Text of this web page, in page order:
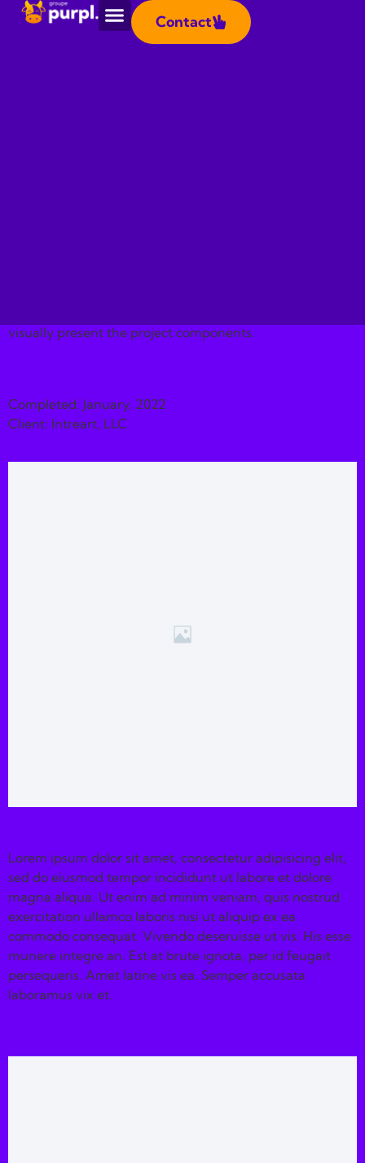
Panneau de gestion des cookies
Contact
visually present the project components.
Completed: January, 2022
Client: Intreart, LLC
Lorem ipsum dolor sit amet, consectetur adipisicing elit,
sed do eiusmod tempor incididunt ut labore et dolore
magna aliqua. Ut enim ad minim veniam, quis nostrud
exercitation ullamco laboris nisi ut aliquip ex ea
commodo consequat. Vivendo deseruisse ut vis. His esse
munere integre an. Est at brute ignota, per id feugait
persequeris. Amet latine vis ea. Semper accusata
laboramus vix et.